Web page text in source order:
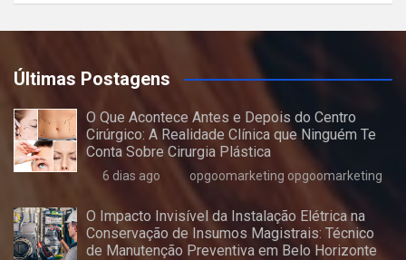
Últimas Postagens
O Que Acontece Antes e Depois do Centro
Cirúrgico: A Realidade Clínica que Ninguém Te
Conta Sobre Cirurgia Plástica
6 dias ago opgoomarketing opgoomarketing
O Impacto Invisível da Instalação Elétrica na
Conservação de Insumos Magistrais: Técnico
de Manutenção Preventiva em Belo Horizonte